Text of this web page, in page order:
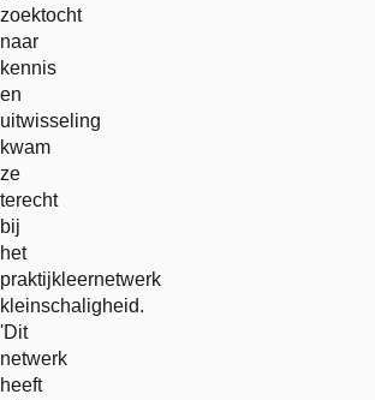
zoektocht
naar
kennis
en
uitwisseling
kwam
ze
terecht
bij
het
praktijkleernetwerk
kleinschaligheid.
'Dit
netwerk
heeft